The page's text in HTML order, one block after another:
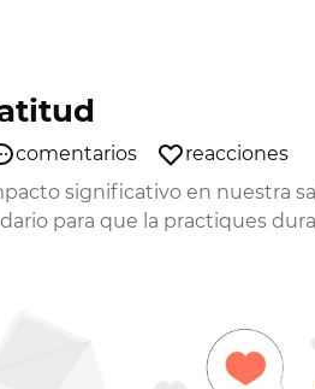
comentarios
reacciones
significativo en nuestra
para que la practiques